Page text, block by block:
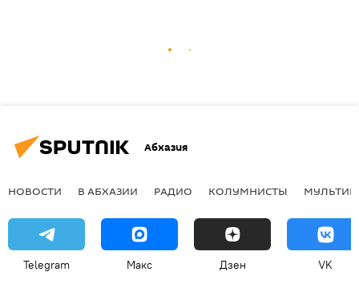
Абхазия
НОВОСТИ В АБХАЗИИ РАДИО КОЛУМНИСТЫ
Telegram Макс Дзен VK